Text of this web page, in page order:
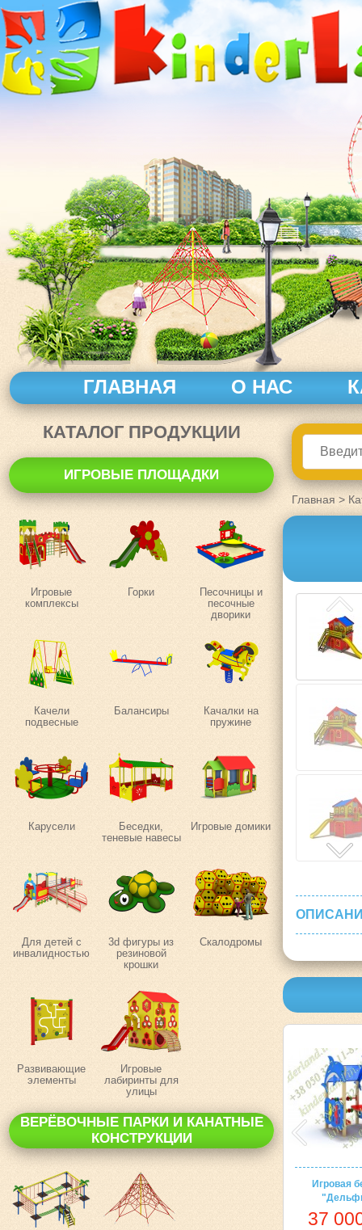
ГЛАВНАЯ О НАС
КАТАЛОГ ПРОДУКЦИИ
ИГРОВЫЕ ПЛОЩАДКИ
Игровые
комплексы
Горки
Песочницы и
песочные
дворики
Качели
подвесные
Балансиры
Качалки на
пружине
Карусели
Беседки,
теневые навесы
Игровые домики
Для детей с
инвалидностью
3d фигуры из
резиновой
крошки
Скалодромы
Развивающие
элементы
Игровые
лабиринты для
улицы
ВЕРЁВОЧНЫЕ ПАРКИ И КАНАТНЫЕ
КОНСТРУКЦИИ
Главная >
Игровая
37